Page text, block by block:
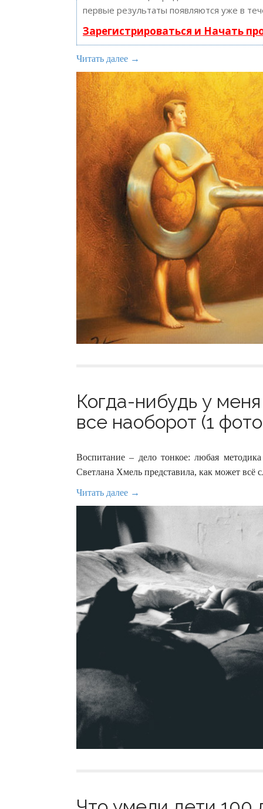
первые результаты появляются уже в
Зарегистрироваться и Начать
Читать далее →
Когда-нибудь у
все наоборот (1
Воспитание – дело тонкое: любая
Светлана Хмель представила, как может всё
Читать далее →